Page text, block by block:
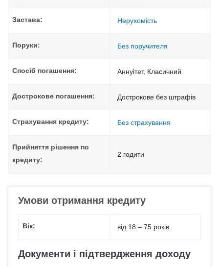
Застава: Нерухомість
Поруки: Без поручителя
Спосіб погашення: Aннуітет, Класичний
Дострокове погашення: Дострокове без штрафів
Страхування кредиту: Без страхування
Прийняття рішення по
кредиту:
2 годити
Умови отримання кредиту
Вік: від 18 – 75 років
Документи і підтвердження доходу